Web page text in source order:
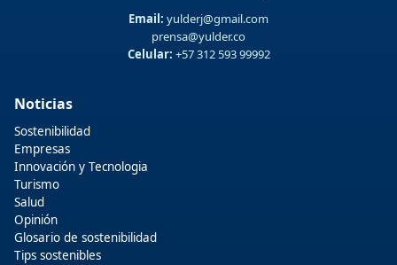
Email: yulderj@gmail.com
prensa@yulder.co
Celular: +57 312 593 99992
Noticias
Sostenibilidad
Empresas
Innovación y Tecnologia
Turismo
Salud
Opinión
Glosario de sostenibilidad
Tips sostenibles